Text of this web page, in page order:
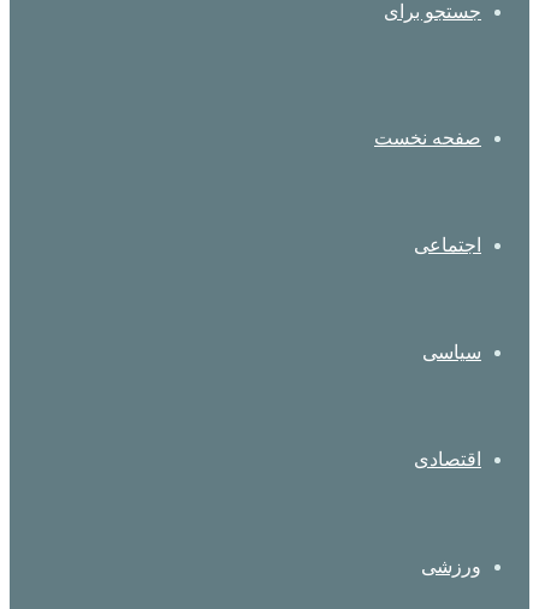
جستجو برای
صفحه نخست
اجتماعی
سیاسی
اقتصادی
ورزشی